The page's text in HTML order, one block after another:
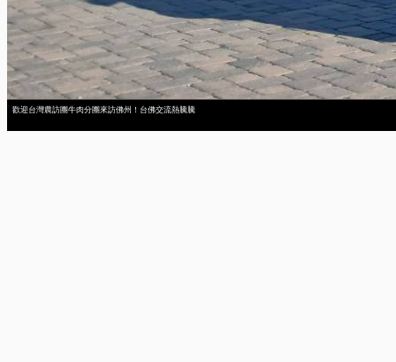
歡迎台灣農訪團牛肉分團來訪佛州！台佛交流熱騰騰